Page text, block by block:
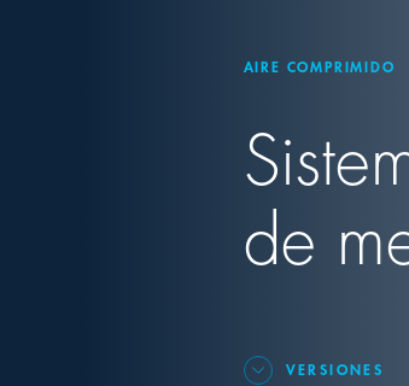
AIRE COMPRIMIDO
de
VERSIONES